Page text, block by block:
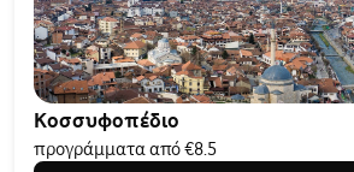
Κοσσυφοπέδιο
προγράμματα από €8.5